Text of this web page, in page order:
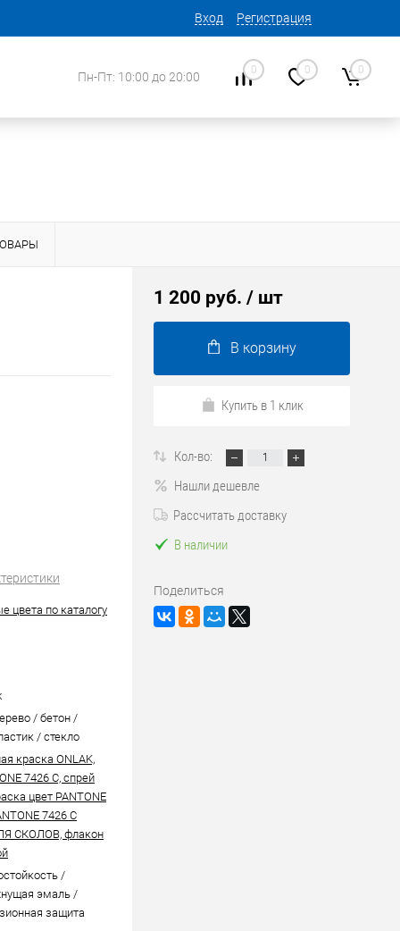
Вход Регистрация
Пн-Пт: 10:00 до 20:00 0 0 0
цвета по каталогу
/ бетон /
/ стекло
краска ONLAK,
7426 C, спрей
цвет PANTONE
7426 C
СКОЛОВ, флакон
/
эмаль /
защита
1 200 руб. / шт
В корзину
Купить в 1 клик
Кол-во:
Нашли дешевле
Рассчитать доставку
В наличии
Поделиться